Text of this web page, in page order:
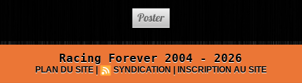
Racing Forever 2004 - 2026
PLAN DU SITE | SYNDICATION | INSCRIPTION AU SITE